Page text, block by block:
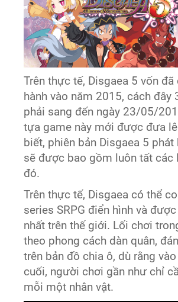
Trên thực tế, Disgaea 5 vốn
hành vào năm 2015, cách đây
phải sang đến ngày 23/05/
tựa game này mới được đưa
biết, phiên bản Disgaea 5 phát
sẽ được bao gồm luôn tất các
đó.
Trên thực tế, Disgaea có thể
series SRPG điển hình và
nhất trên thế giới. Lối chơi
theo phong cách dàn quân,
trên bản đồ chia ô, dù rằng
cuối, người chơi gần như chỉ
mỗi một nhân vật.